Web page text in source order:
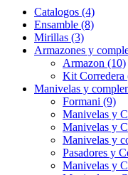
Catalogos (4)
Ensamble (8)
Mirillas (3)
Armazones y
Armazon (10)
Kit Corredera
Manivelas y
Formani (9)
Manivelas y
Manivelas y
Manivelas y
Pasadores y
Manivelas y